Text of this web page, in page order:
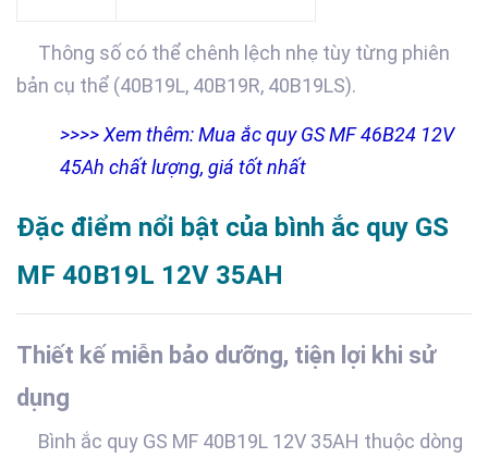
Thông số có thể chênh lệch nhẹ tùy từng phiên
bản cụ thể (40B19L, 40B19R, 40B19LS).
>>>> Xem thêm: Mua ắc quy GS MF 46B24 12V
45Ah chất lượng, giá tốt nhất
Đặc điểm nổi bật của bình ắc quy GS
MF 40B19L 12V 35AH
Thiết kế miễn bảo dưỡng, tiện lợi khi sử
dụng
Bình ắc quy GS MF 40B19L 12V 35AH thuộc dòng